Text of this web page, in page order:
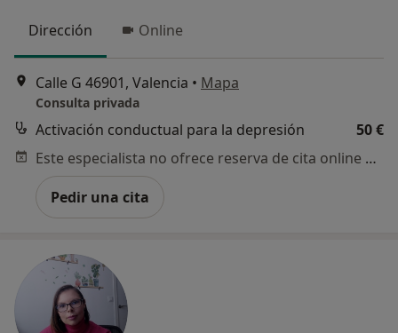
Dirección Online
Calle G 46901, Valencia • Mapa
Consulta privada
Activación conductual para la depresión
50 €
Este especialista no ofrece reserva de cita online en esta dirección.
Pedir una cita